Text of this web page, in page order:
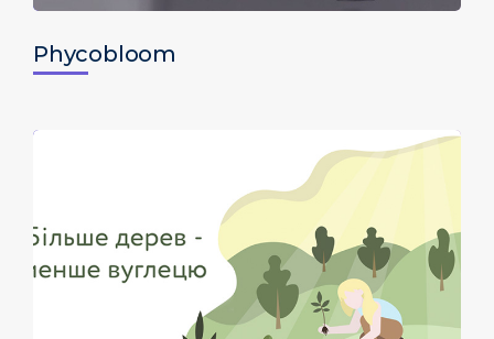
Phycobloom